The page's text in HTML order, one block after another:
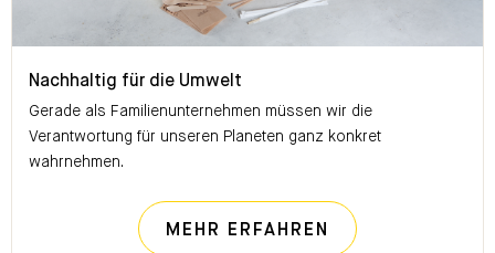
Nachhaltig für die Umwelt
Gerade als Familienunternehmen müssen wir die
Verantwortung für unseren Planeten ganz konkret
wahrnehmen.
MEHR ERFAHREN NACHHALTIG